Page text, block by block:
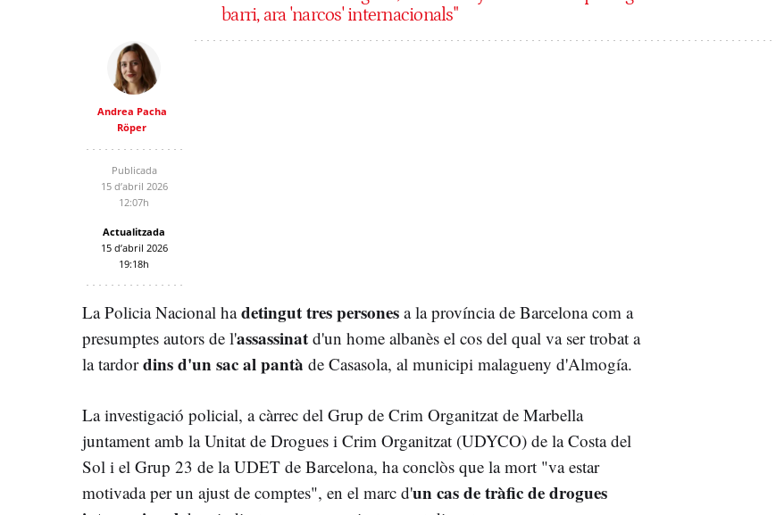
barri, ara 'narcos' internacionals"
Andrea Pacha
Röper
Publicada
15 d’abril 2026
12:07h
Actualitzada
15 d’abril 2026
19:18h
La Policia Nacional hadetingut tres persones a la província de Barcelona com a
presumptes autors de l'assassinat d'un home albanès el cos del qual va ser trobat a
la tardordins d'un sac al pantà de Casasola, al municipi malagueny d'Almogía.
La investigació policial, a càrrec del Grup de Crim Organitzat de Marbella
juntament amb la Unitat de Drogues i Crim Organitzat (UDYCO) de la Costa del
Sol i el Grup 23 de la UDET de Barcelona, ha conclòs que la mort "va estar
motivada per un ajust de comptes", en el marc d'un cas de tràfic de drogues